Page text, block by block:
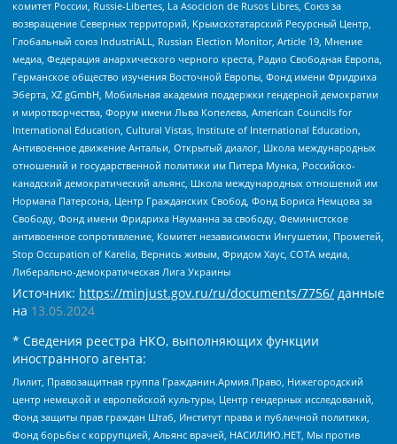
комитет России, Russie-Libertes, La Asocicion de Rusos Libres, Союз за
возвращение Северных территорий, Крымскотатарский Ресурсный Центр,
Глобальный союз IndustriALL, Russian Election Monitor, Article 19, Мнение
медиа, Федерация анархического черного креста, Радио Свободная Европа,
Германское общество изучения Восточной Европы, Фонд имени Фридриха
Эберта, XZ gGmbH, Мобильная академия поддержки гендерной демократии
и миротворчества, Форум имени Льва Копелева, American Councils for
International Education, Cultural Vistas, Institute of International Education,
Антивоенное движение Антальи, Открытый диалог, Школа международных
отношений и государственной политики им Питера Мунка, Российско-
канадский демократический альянс, Школа международных отношений им
Нормана Патерсона, Центр Гражданских Свобод, Фонд Бориса Немцова за
Свободу, Фонд имени Фридриха Науманна за свободу, Феминистское
антивоенное сопротивление, Комитет независимости Ингушетии, Прометей,
Stop Occupation of Karelia, Вернись живым, Фридом Хаус, СОТА медиа,
Либерально-демократическая Лига Украины
Источник: https://minjust.gov.ru/ru/documents/7756/ данные
на 13.05.2024
* Сведения реестра НКО, выполняющих функции
иностранного агента:
Лилит, Правозащитная группа Гражданин.Армия.Право, Нижегородский
центр немецкой и европейской культуры, Центр гендерных исследований,
Фонд защиты прав граждан Штаб, Институт права и публичной политики,
Фонд борьбы с коррупцией, Альянс врачей, НАСИЛИЮ.НЕТ, Мы против